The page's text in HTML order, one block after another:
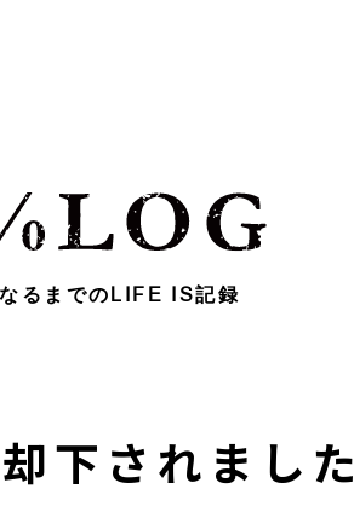
るまでのLIFE IS記録
下されました